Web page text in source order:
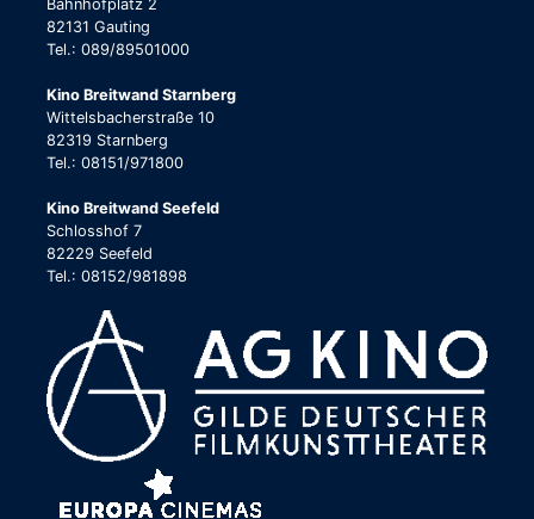
Bahnhofplatz 2
82131 Gauting
Tel.: 089/89501000
Kino Breitwand Starnberg
Wittelsbacherstraße 10
82319 Starnberg
Tel.: 08151/971800
Kino Breitwand Seefeld
Schlosshof 7
82229 Seefeld
Tel.: 08152/981898